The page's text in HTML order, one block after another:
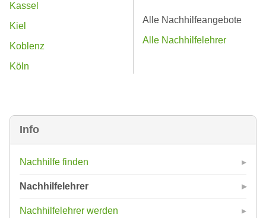
Info
Nachhilfe finden
Nachhilfelehrer
Nachhilfelehrer werden
Kassel
Kiel
Koblenz
Köln
Alle Nachhilfeangebote
Alle Nachhilfelehrer